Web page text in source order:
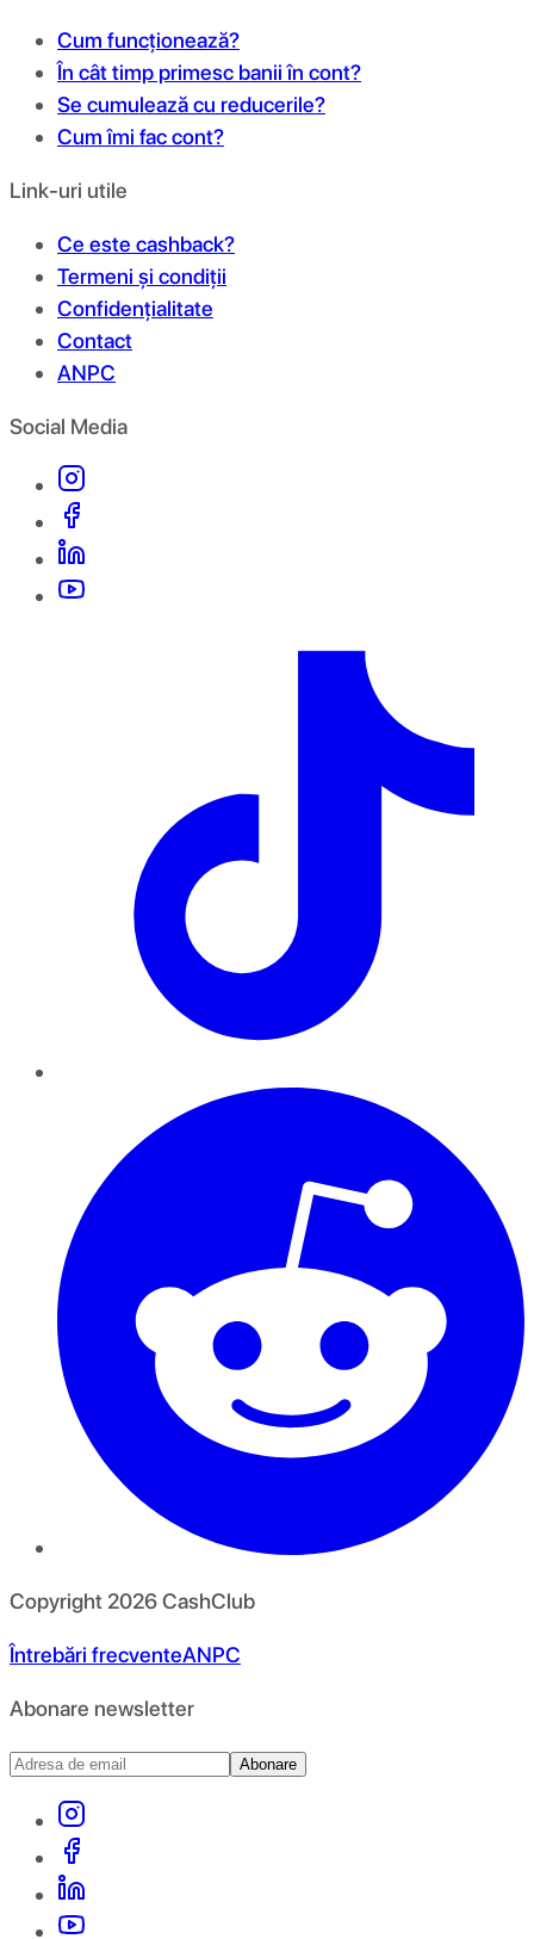
Cum funcționează?
În cât timp primesc banii în cont?
Se cumulează cu reducerile?
Cum îmi fac cont?
Link-uri utile
Ce este cashback?
Termeni și condiții
Confidențialitate
Contact
ANPC
Social Media
Copyright 2026CashClub
Întrebări frecventeANPC
Abonare newsletter
Abonare